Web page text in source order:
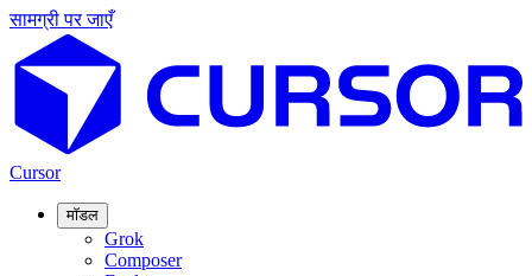
सामग्री पर जाएँ
Cursor
मॉडल
Grok
Composer